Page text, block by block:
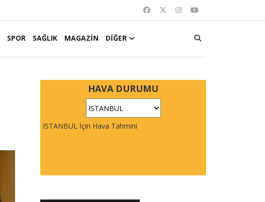
SPOR SAĞLIK MAGAZİN DİĞER
HAVA DURUMU
ISTANBUL İçin Hava Tahmini